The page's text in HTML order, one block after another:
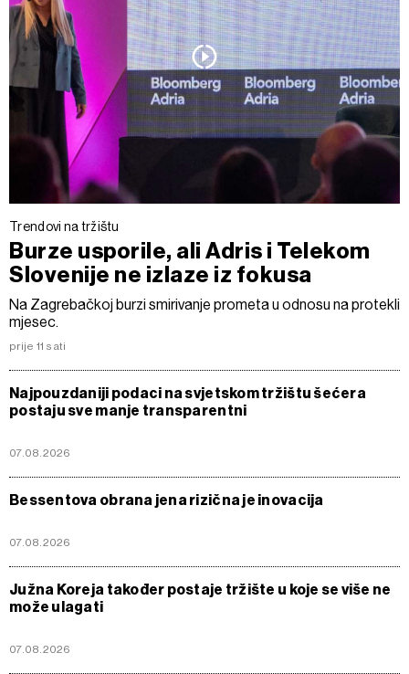
Trendovi na tržištu
Burze usporile, ali Adris i Telekom
Slovenije ne izlaze iz fokusa
Na Zagrebačkoj burzi smirivanje prometa u odnosu na protekli
mjesec.
prije 11 sati
Najpouzdaniji podaci na svjetskom tržištu šećera
postaju sve manje transparentni
07.08.2026
Bessentova obrana jena rizična je inovacija
07.08.2026
Južna Koreja također postaje tržište u koje se više ne
može ulagati
07.08.2026